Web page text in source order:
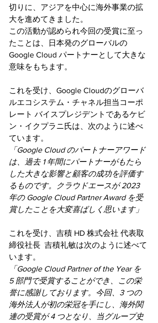
切りに、アジアを中心に海外事業の拡
大を進めてきました。
この活動が認められ今回の受賞に至っ
たことは、日本発のグローバルの
Google Cloud パートナーとして大きな
意味をもちます。
これを受け、Google Cloudのグローバ
ルエコシステム・チャネル担当コーポ
レート バイスプレジデントであるケビ
ン・イクプラニ氏は、次のように述べ
ています。
「Google Cloud のパートナーアワード
は、過去 1 年間にパートナーがもたら
した大きな影響と顧客の成功を評価す
るものです。クラウドエースが 2023
年の Google Cloud Partner Award を受
賞したことを大変喜ばしく思います」
これを受け、吉積 HD 株式会社 代表取
締役社長  吉積礼敏は次のように述べて
います。
「Google Cloud Partner of the Year を
5 部門で受賞することができ、この栄
誉に感謝しております。今回、3 つの
海外法人が初の栄冠を手にし、海外関
連の受賞が 4 つとなり、当グループ史